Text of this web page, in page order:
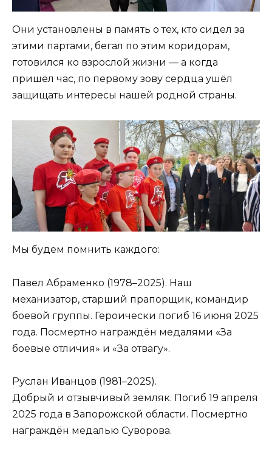
Они установлены в память о тех, кто сидел за
этими партами, бегал по этим коридорам,
готовился ко взрослой жизни — а когда
пришёл час, по первому зову сердца ушёл
защищать интересы нашей родной страны.
Мы будем помнить каждого:
Павел Абраменко (1978–2025). Наш
механизатор, старший прапорщик, командир
боевой группы. Героически погиб 16 июня 2025
года. Посмертно награждён медалями «За
боевые отличия» и «За отвагу».
Руслан Иванцов (1981–2025).
Добрый и отзывчивый земляк. Погиб 19 апреля
2025 года в Запорожской области. Посмертно
награждён медалью Суворова.